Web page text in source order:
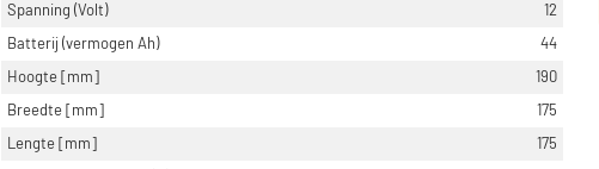
Spanning (Volt)
12
Batterij (vermogen Ah)
44
Hoogte [mm]
190
Breedte [mm]
175
Lengte [mm]
175